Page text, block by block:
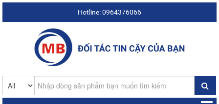
Hotline: 0964376066